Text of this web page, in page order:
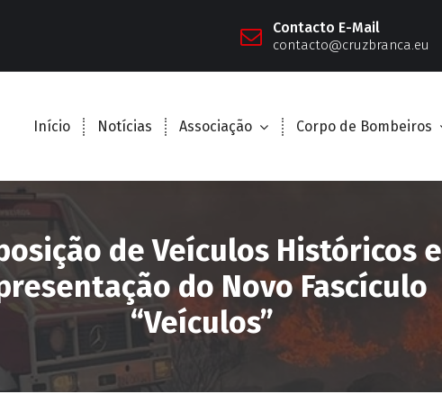
Contacto E-Mail
contacto@cruzbranca.eu
Início Notícias Associação Corpo de Bombeiros
de Veículos Históricos e
do Novo Fascículo
“Veículos”